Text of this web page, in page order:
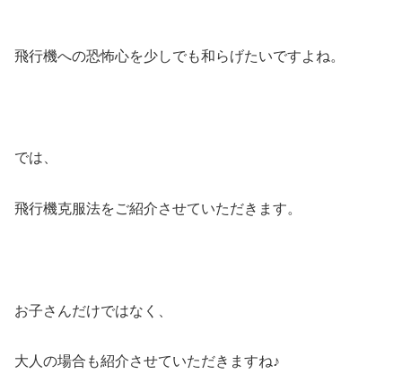
飛行機への恐怖心を少しでも和らげたいですよね。
では、
飛行機克服法をご紹介させていただきます。
お子さんだけではなく、
大人の場合も紹介させていただきますね♪